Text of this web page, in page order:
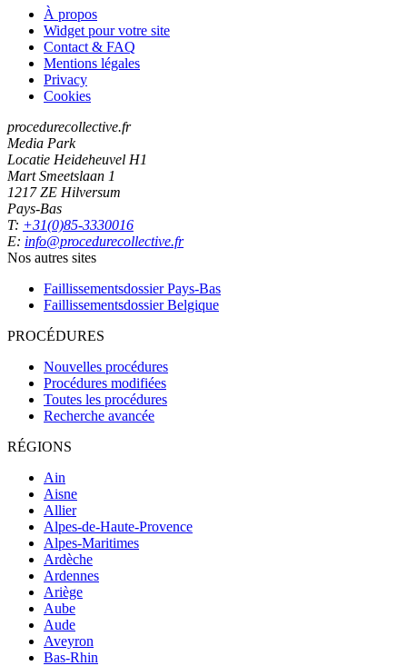
À propos
Widget pour votre site
Contact & FAQ
Mentions légales
Privacy
Cookies
procedurecollective.fr
Media Park
Locatie Heideheuvel H1
Mart Smeetslaan 1
1217 ZE Hilversum
Pays-Bas
T: +31(0)85-3330016
E: info@procedurecollective.fr
Nos autres sites
Faillissementsdossier Pays-Bas
Faillissementsdossier Belgique
PROCÉDURES
Nouvelles procédures
Procédures modifiées
Toutes les procédures
Recherche avancée
RÉGIONS
Ain
Aisne
Allier
Alpes-de-Haute-Provence
Alpes-Maritimes
Ardèche
Ardennes
Ariège
Aube
Aude
Aveyron
Bas-Rhin